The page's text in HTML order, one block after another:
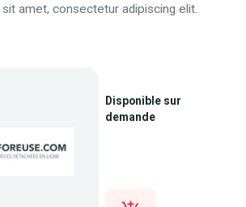
amet, consectetur adipiscing elit.
Disponible sur
demande